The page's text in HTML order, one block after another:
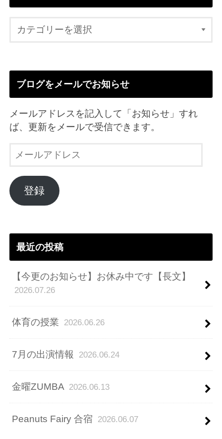
ブログをメールでお知らせ
メールアドレスを記入して「お知らせ」すれ
ば、更新をメールで受信できます。
ル
ア
ド
登録
最近の投稿
【今更のお知らせ】お休み中です【長文】
2026.07.26
体育の授業 2026.06.26
7月の出演情報 2026.06.24
金曜ZUMBA 2026.06.13
Peanuts Fairy 合宿 2026.06.07